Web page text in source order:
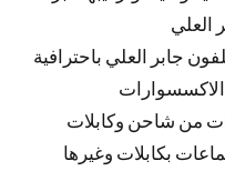
العلي
جابر العلي باحترافية
الاكسسوارات
من شاحن وكابلات
بكابلات وغيرها